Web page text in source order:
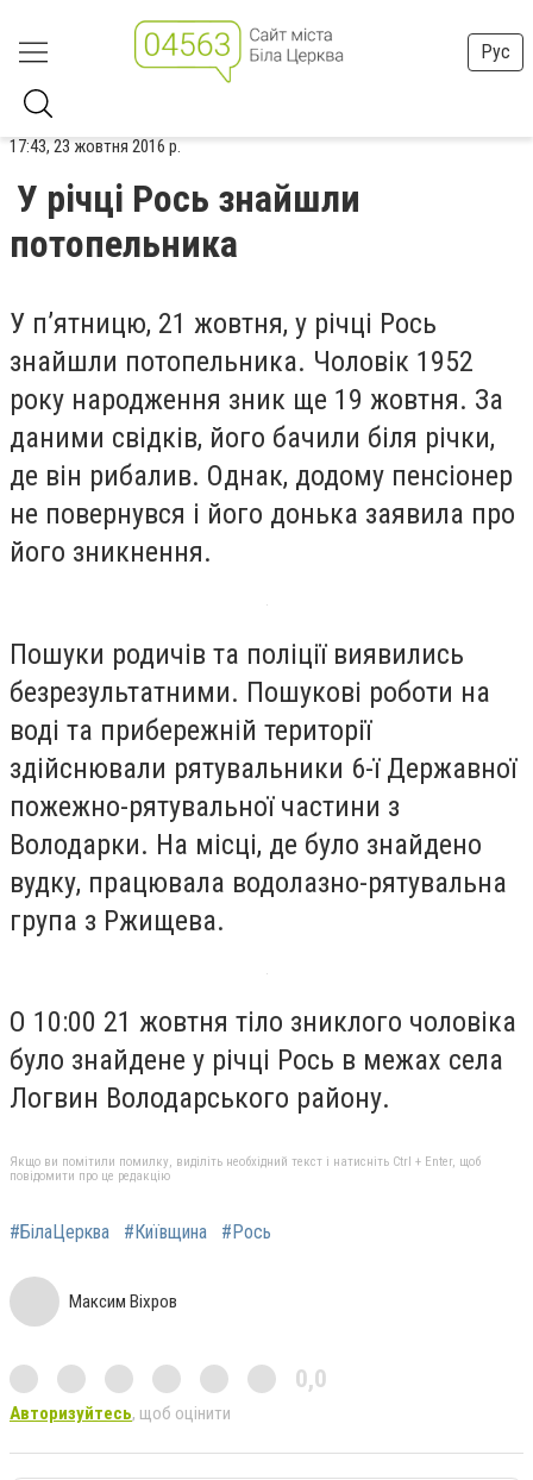
Рус
17:43, 23 жовтня 2016 р.
У річці Рось знайшли
потопельника
У п’ятницю, 21 жовтня, у річці Рось
знайшли потопельника. Чоловік 1952
року народження зник ще 19 жовтня. За
даними свідків, його бачили біля річки,
де він рибалив. Однак, додому пенсіонер
не повернувся і його донька заявила про
його зникнення.
Пошуки родичів та поліції виявились
безрезультатними. Пошукові роботи на
воді та прибережній території
здійснювали рятувальники 6-ї Державної
пожежно-рятувальної частини з
Володарки. На місці, де було знайдено
вудку, працювала водолазно-рятувальна
група з Ржищева.
О 10:00 21 жовтня тіло зниклого чоловіка
було знайдене у річці Рось в межах села
Логвин Володарського району.
Якщо ви помітили помилку, виділіть необхідний текст і натисніть Ctrl + Enter, щоб
повідомити про це редакцію
#БілаЦерква #Київщина #Рось
Максим Віхров
0,0
Авторизуйтесь, щоб оцінити